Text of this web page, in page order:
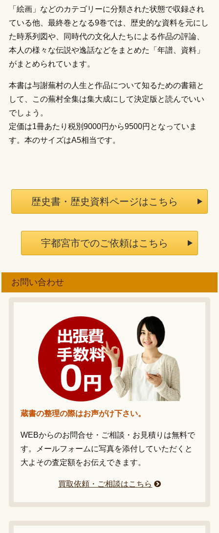
「絵画」などのカテゴリーに分類された状態で収録され
ている他、最終巻となる9巻では、歴史的な資料を元にし
た時系列図や、同時代の文化人たちによる作品の評論、
本人の様々な伝説や逸話などをまとめた「年譜、資料」
がまとめられています。
本書は与謝蕪村の人生と作品について知るための書籍と
して、この蕪村全集は集大成にして決定版と読んでいい
でしょう。
定価は1冊あたり税別9000円から9500円となっていま
す。本のサイズはA5相当です。
歴史書・歴史資料ページはこちら
宇都宮市でのご依頼はこちら
お問い合わせ
蔵書の整理の際はお声がけ下さい。
WEBからのお問合せ・ご相談・お見積りは無料で
す。メールフォームに写真を添付していただくと
大よその査定額をお伝えできます。
買取依頼・ご相談はこちら